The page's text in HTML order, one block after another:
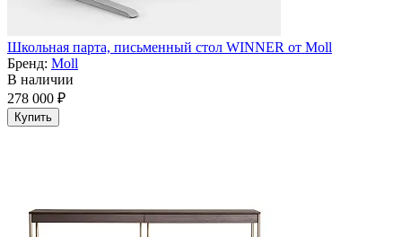
Школьная парта, письменный стол WINNER от Moll
Бренд: Moll
В наличии
278 000 ₽
Купить